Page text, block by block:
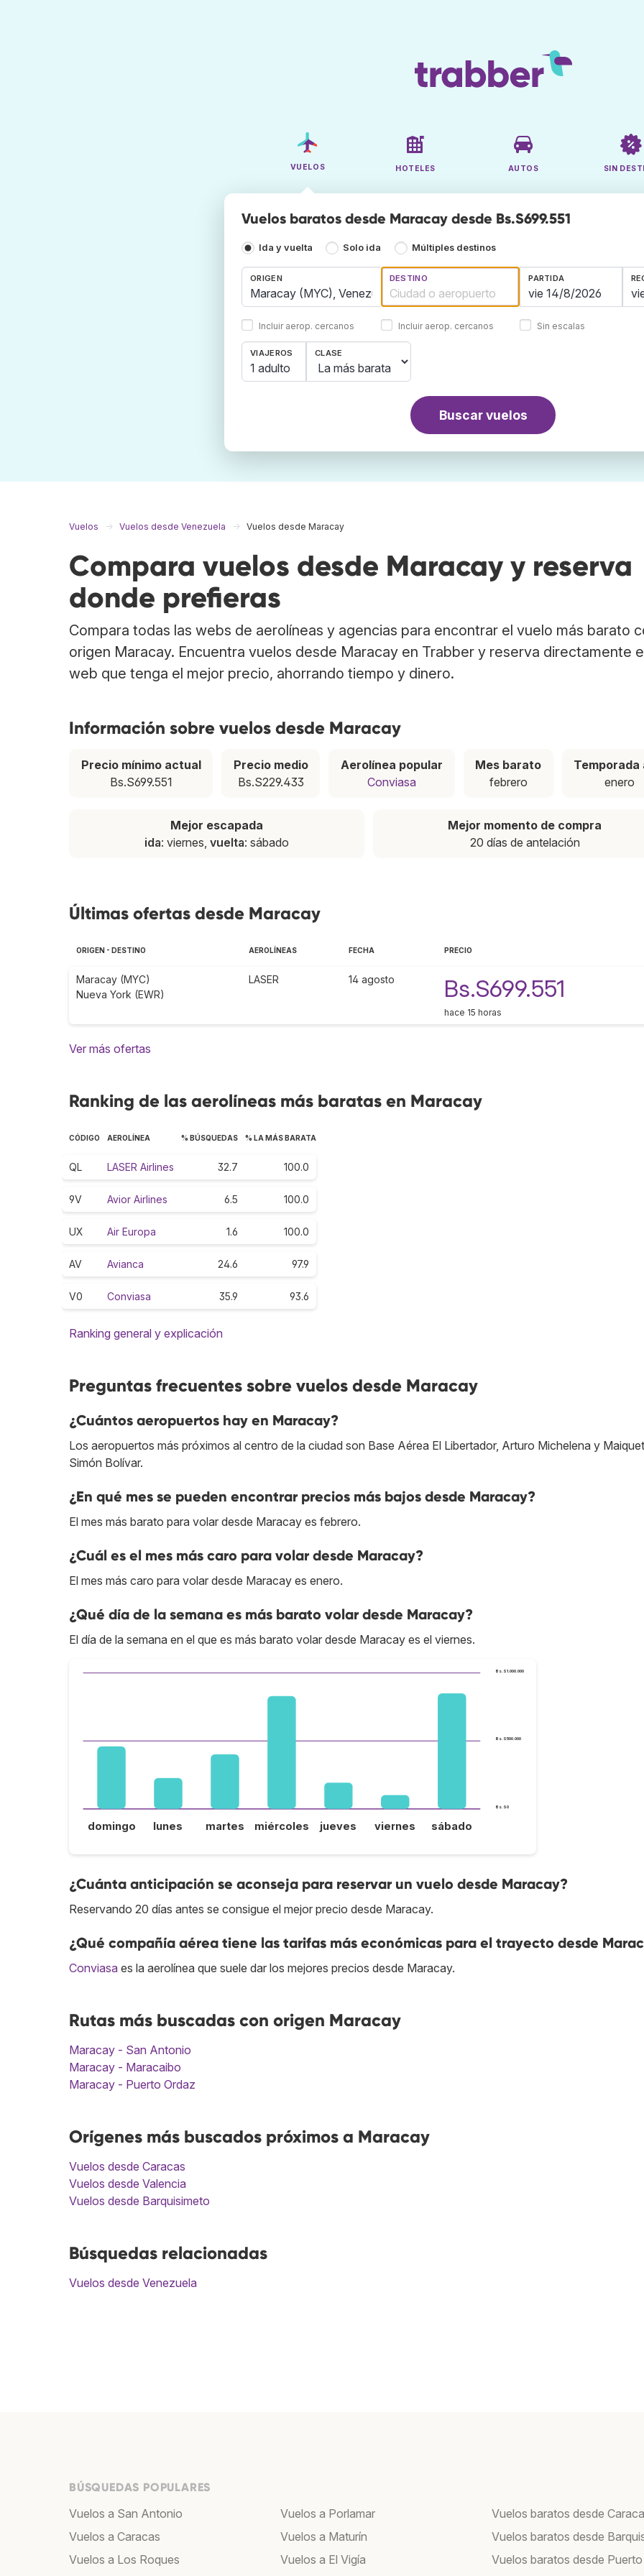
VUELOS HOTELES AUTOS SIN
Vuelos baratos desde Maracay desde Bs.S699.551
Ida y vuelta Solo ida Múltiples destinos
ORIGEN
Incluir aerop. cercanos
DESTINO
Incluir aerop. cercanos
PARTIDA
Sin escalas
VIAJEROS
1 adulto
CLASE
Buscar vuelos
Vuelos Vuelos desde Venezuela Vuelos desde Maracay
Compara vuelos desde Maracay y reserva
donde prefieras
Compara todas las webs de aerolíneas y agencias para encontrar el vuelo más barato
origen Maracay. Encuentra vuelos desde Maracay en Trabber y reserva directamente
web que tenga el mejor precio, ahorrando tiempo y dinero.
Información sobre vuelos desde Maracay
Precio mínimo actual
Bs.S699.551
Precio medio
Bs.S229.433
Aerolínea popular
Conviasa
Mes barato
febrero
Temporada
enero
Mejor escapada
ida: viernes, vuelta: sábado
Mejor momento de compra
20 días de antelación
Últimas ofertas desde Maracay
ORIGEN - DESTINO AEROLÍNEAS FECHA PRECIO
Maracay (MYC)
Nueva York (EWR)
LASER 14 agosto Bs.S699.551
hace 15 horas
Ver más ofertas
Ranking de las aerolíneas más baratas en Maracay
CÓDIGO AEROLÍNEA % BÚSQUEDAS % LA MÁS BARATA
QL LASER Airlines 32.7 100.0
9V Avior Airlines 6.5 100.0
UX Air Europa 1.6 100.0
AV Avianca 24.6 97.9
V0 Conviasa 35.9 93.6
Ranking general y explicación
Preguntas frecuentes sobre vuelos desde Maracay
¿Cuántos aeropuertos hay en Maracay?
Los aeropuertos más próximos al centro de la ciudad son Base Aérea El Libertador, Arturo Michelena y
Simón Bolívar.
¿En qué mes se pueden encontrar precios más bajos desde Maracay?
El mes más barato para volar desde Maracay es febrero.
¿Cuál es el mes más caro para volar desde Maracay?
El mes más caro para volar desde Maracay es enero.
¿Qué día de la semana es más barato volar desde Maracay?
El día de la semana en el que es más barato volar desde Maracay es el viernes.
Bs.S0
Bs.S500.000
Bs.S1.000.000
domingo lunes martes miércoles jueves viernes sábado
¿Cuánta anticipación se aconseja para reservar un vuelo desde Maracay?
Reservando 20 días antes se consigue el mejor precio desde Maracay.
¿Qué compañía aérea tiene las tarifas más económicas para el trayecto desde
Conviasa es la aerolínea que suele dar los mejores precios desde Maracay.
Rutas más buscadas con origen Maracay
Maracay - San Antonio
Maracay - Maracaibo
Maracay - Puerto Ordaz
Orígenes más buscados próximos a Maracay
Vuelos desde Caracas
Vuelos desde Valencia
Vuelos desde Barquisimeto
Búsquedas relacionadas
Vuelos desde Venezuela
BÚSQUEDAS POPULARES
Vuelos a San Antonio
Vuelos a Caracas
Vuelos a Los Roques
Vuelos a Porlamar
Vuelos a Maturín
Vuelos a El Vigía
Vuelos baratos desde
Vuelos baratos desde
Vuelos baratos desde